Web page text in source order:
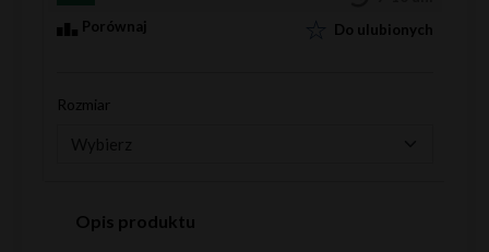
Porównaj
Do ulubionych
Rozmiar
Opis produktu